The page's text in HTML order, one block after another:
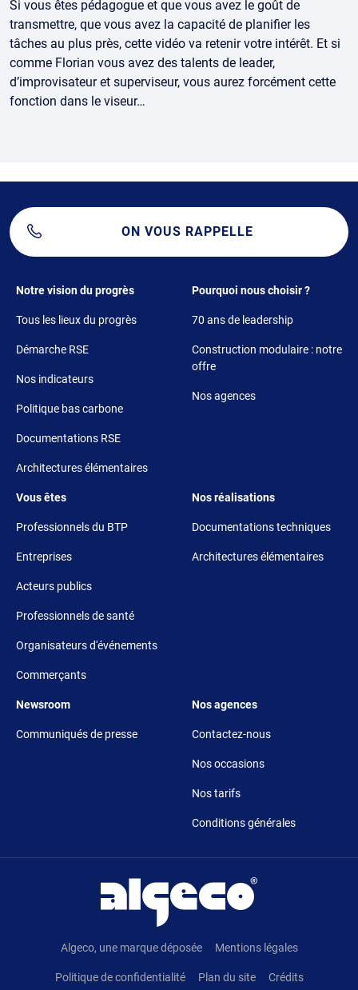
Si vous êtes pédagogue et que vous avez le goût de
transmettre, que vous avez la capacité de planifier les
tâches au plus près, cette vidéo va retenir votre intérêt. Et si
comme Florian vous avez des talents de leader,
d’improvisateur et superviseur, vous aurez forcément cette
fonction dans le viseur…
ON VOUS RAPPELLE
Footer 1
Notre vision du progrès
Tous les lieux du progrès
Démarche RSE
Nos indicateurs
Politique bas carbone
Documentations RSE
Architectures élémentaires
Footer 2
Pourquoi nous choisir ?
70 ans de leadership
Construction modulaire : notre
offre
Nos agences
Footer 3
Vous êtes
Professionnels du BTP
Entreprises
Acteurs publics
Professionnels de santé
Organisateurs d'événements
Commerçants
Footer 4
Nos réalisations
Documentations techniques
Architectures élémentaires
Footer 5
Newsroom
Communiqués de presse
Footer 6
Nos agences
Contactez-nous
Nos occasions
Nos tarifs
Conditions générales
Algeco, une marque déposée Mentions légales
Politique de confidentialité Plan du site Crédits